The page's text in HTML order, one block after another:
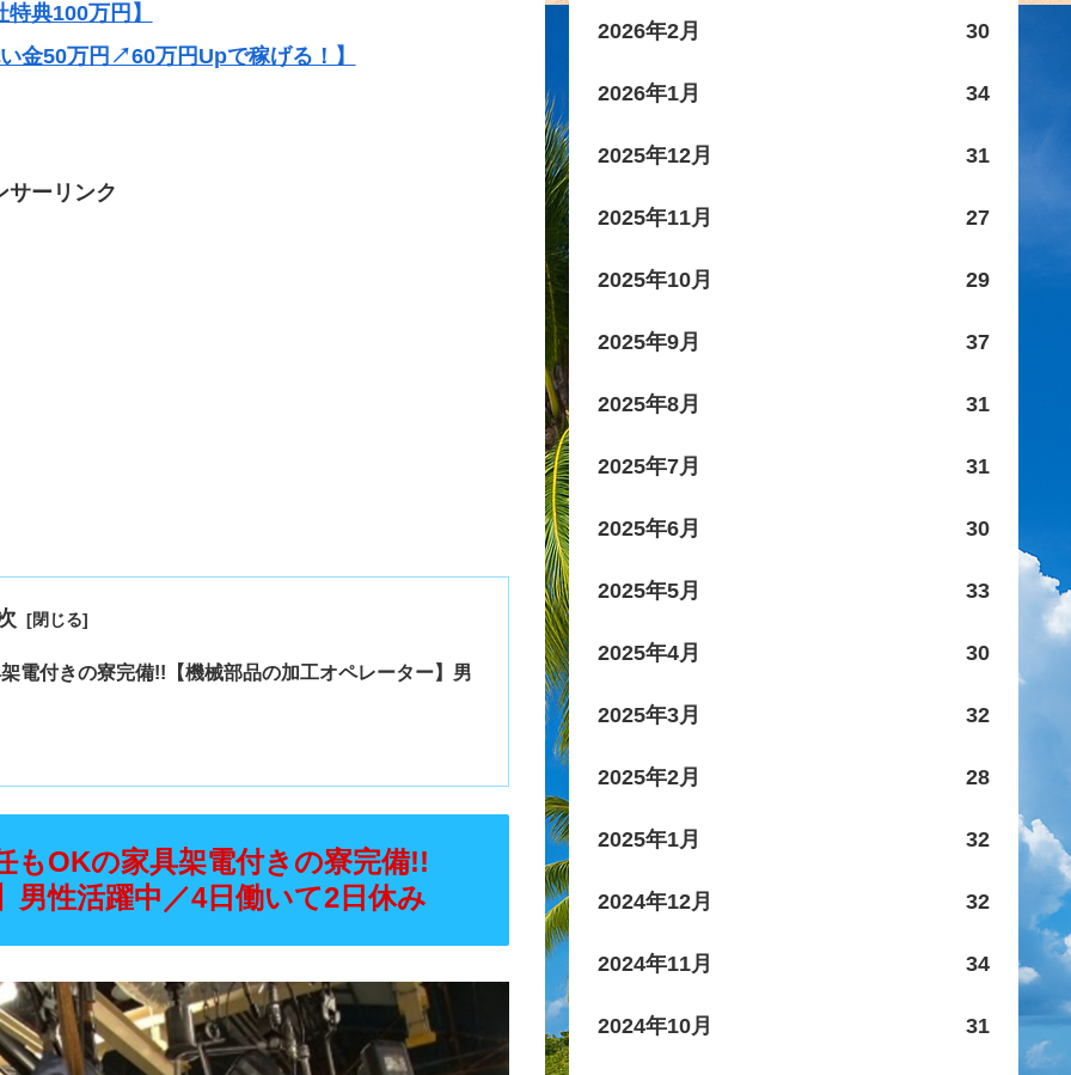
典100万円】
金50万円↗60万円Upで稼げる！】
サーリンク
電付きの寮完備!!【機械部品の加工オペレーター】男
OKの家具架電付きの寮完備!!
男性活躍中／4日働いて2日休み
2026年2月 30
2026年1月 34
2025年12月 31
2025年11月 27
2025年10月 29
2025年9月 37
2025年8月 31
2025年7月 31
2025年6月 30
2025年5月 33
2025年4月 30
2025年3月 32
2025年2月 28
2025年1月 32
2024年12月 32
2024年11月 34
2024年10月 31